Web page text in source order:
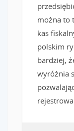
można to
kas
polskim
bardziej,
wyróżnia